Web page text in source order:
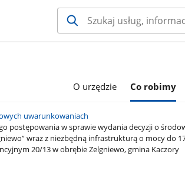
O urzędzie Co robimy
uwarunkowaniach
postępowania w sprawie wydania decyzji o
wraz z niezbędną infrastrukturą o mocy do
20/13 w obrębie Zelgniewo, gmina Kaczory